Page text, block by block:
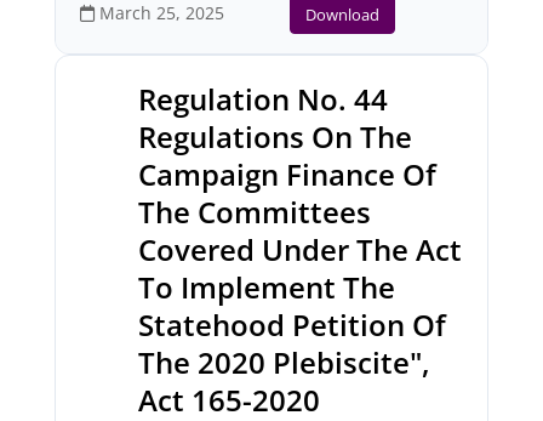
March 25, 2025 Download
Regulation No. 44
Regulations On The
Campaign Finance Of
The Committees
Covered Under The Act
To Implement The
Statehood Petition Of
The 2020 Plebiscite",
Act 165-2020